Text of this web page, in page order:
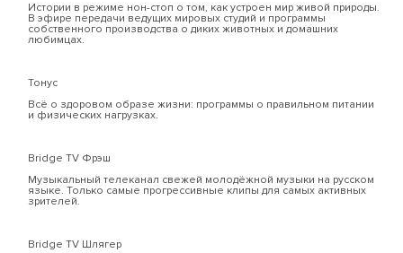
Истории в режиме нон-стоп о том, как устроен мир живой природы.
В эфире передачи ведущих мировых студий и программы
собственного производства о диких животных и домашних
любимцах.
Тонус
Всё о здоровом образе жизни: программы о правильном питании
и физических нагрузках.
Bridge TV Фрэш
Музыкальный телеканал свежей молодёжной музыки на русском
языке. Только самые прогрессивные клипы для самых активных
зрителей.
Bridge TV Шлягер